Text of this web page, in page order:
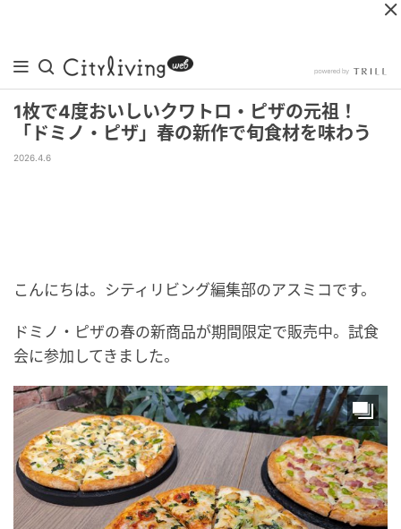
1枚で4度おいしいクワトロ・ピザの元祖！
「ドミノ・ピザ」春の新作で旬食材を味わう
2026.4.6
こんにちは。シティリビング編集部のアスミコです。
ドミノ・ピザの春の新商品が期間限定で販売中。試食
会に参加してきました。